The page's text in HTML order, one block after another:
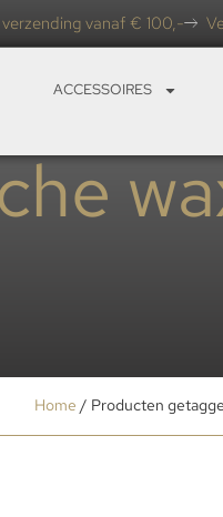
vanaf € 100,-
ACCESSOIRES
Home / Producten